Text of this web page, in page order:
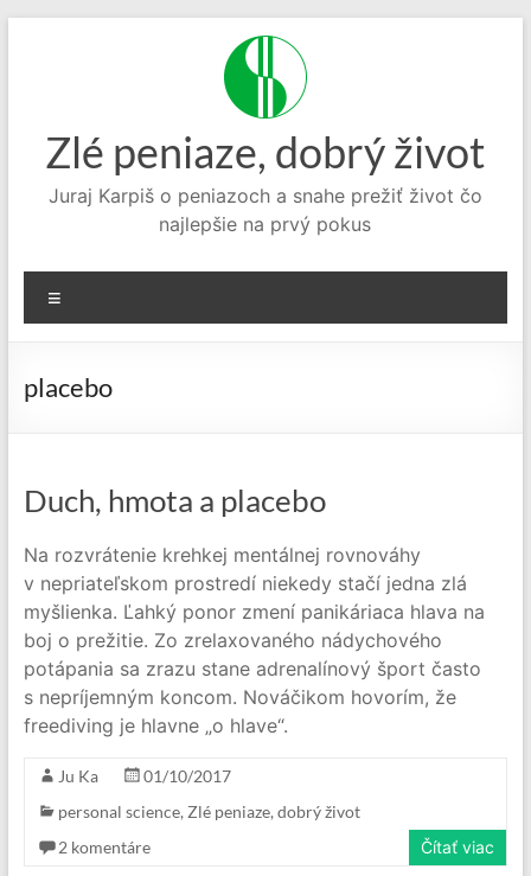
Zlé peniaze, dobrý život
Juraj Karpiš o peniazoch a snahe prežiť život čo
najlepšie na prvý pokus
placebo
Duch, hmota a placebo
Na rozvrátenie krehkej mentálnej rovnováhy
v nepriateľskom prostredí niekedy stačí jedna zlá
myšlienka. Ľahký ponor zmení panikáriaca hlava na
boj o prežitie. Zo zrelaxovaného nádychového
potápania sa zrazu stane adrenalínový šport často
s nepríjemným koncom. Nováčikom hovorím, že
freediving je hlavne „o hlave“.
Ju Ka
01/10/2017
personal science, Zlé peniaze, dobrý život
2 komentáre
Čítať viac